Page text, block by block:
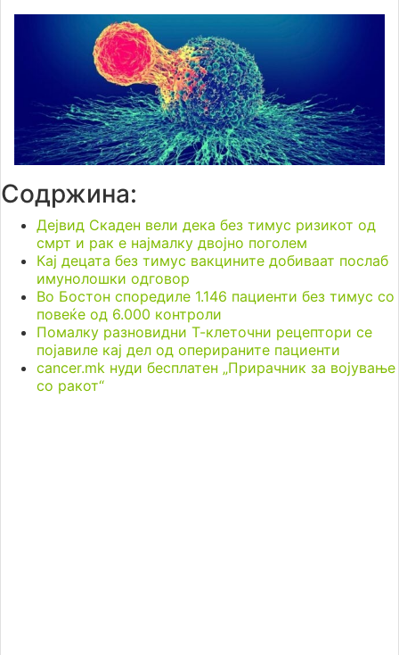
Содржина:
Дејвид Скаден вели дека без тимус ризикот од
смрт и рак е најмалку двојно поголем
Кај децата без тимус вакцините добиваат послаб
имунолошки одговор
Во Бостон споредиле 1.146 пациенти без тимус со
повеќе од 6.000 контроли
Помалку разновидни Т-клеточни рецептори се
појавиле кај дел од оперираните пациенти
cancer.mk нуди бесплатен „Прирачник за војување
со ракот“